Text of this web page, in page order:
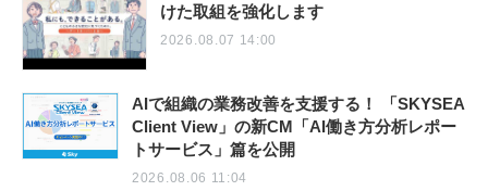
けた取組を強化します
2026.08.07 14:00
AIで組織の業務改善を支援する！ 「SKYSEA
Client View」の新CM「AI働き方分析レポー
トサービス」篇を公開
2026.08.06 11:04